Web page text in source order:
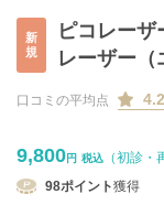
新
規
ピコレー
レーザー（
口コミの平均点 4.2
9,800円 税込
（初診・
98ポイント獲得